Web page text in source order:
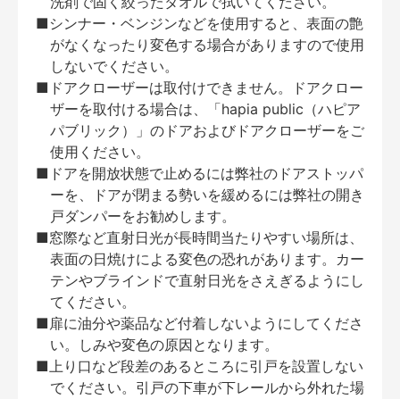
■シンナー・ベンジンなどを使用すると、表面の艶
がなくなったり変色する場合がありますので使用
しないでください。
■ドアクローザーは取付けできません。ドアクロー
ザーを取付ける場合は、「hapia public（ハピア
パブリック）」のドアおよびドアクローザーをご
使用ください。
■ドアを開放状態で止めるには弊社のドアストッパ
ーを、ドアが閉まる勢いを緩めるには弊社の開き
戸ダンパーをお勧めします。
■窓際など直射日光が長時間当たりやすい場所は、
表面の日焼けによる変色の恐れがあります。カー
テンやブラインドで直射日光をさえぎるようにし
てください。
■扉に油分や薬品など付着しないようにしてくださ
い。しみや変色の原因となります。
■上り口など段差のあるところに引戸を設置しない
でください。引戸の下車が下レールから外れた場